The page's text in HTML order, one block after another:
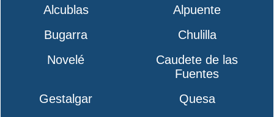
Alcublas
Alpuente
Bugarra
Chulilla
Novelé
Caudete de las
Fuentes
Gestalgar
Quesa